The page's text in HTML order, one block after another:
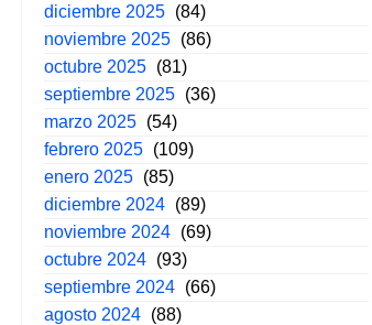
diciembre 2025 (84)
noviembre 2025 (86)
octubre 2025 (81)
septiembre 2025 (36)
marzo 2025 (54)
febrero 2025 (109)
enero 2025 (85)
diciembre 2024 (89)
noviembre 2024 (69)
octubre 2024 (93)
septiembre 2024 (66)
agosto 2024 (88)